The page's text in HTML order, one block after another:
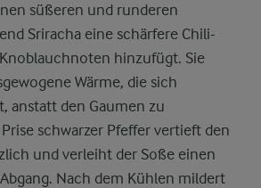
süßeren und runderen
Sriracha eine schärfere Chili-
hinzufügt. Sie
Wärme, die sich
anstatt den Gaumen zu
schwarzer Pfeffer vertieft den
und verleiht der Soße einen
Nach dem Kühlen mildert